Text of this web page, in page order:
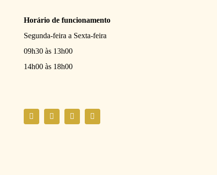
Horário de funcionamento
Segunda-feira a Sexta-feira
09h30 às 13h00
14h00 às 18h00